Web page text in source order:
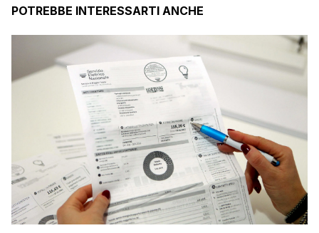
POTREBBE INTERESSARTI ANCHE